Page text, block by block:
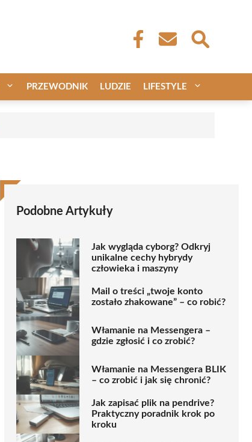
PRZEWODNIK LUDZIE LIFESTYLE
Podobne Artykuły
Jak wygląda cyborg? Odkryj
unikalne cechy hybrydy
człowieka i maszyny
Mail o treści „twoje konto
zostało zhakowane” – co robić?
Włamanie na Messengera –
gdzie zgłosić i co zrobić?
Włamanie na Messengera BLIK
– co zrobić i jak się chronić?
Jak zapisać plik na pendrive?
Praktyczny poradnik krok po
kroku